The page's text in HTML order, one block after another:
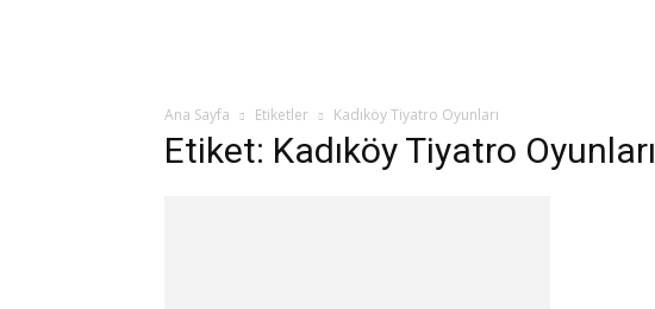
Ana Sayfa Etiketler Kadıköy Tiyatro Oyunları
Etiket: Kadıköy Tiyatro Oyunları